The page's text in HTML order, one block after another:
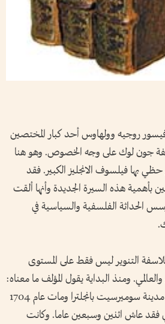
روجيه وولهاوس أحد كبار المختصين
جون لوك على وجه الخصوص. وهو هنا
بها فيلسوف الانجليز الكبير. فقد
بأهمية هذه السيرة الجديدة وأنها ألقت
الحداثة الفلسفية والسياسية في
التنوير ليس فقط على المستوى
والعالمي. ومنذ البداية يقول المؤلف ما معناه:
ولد جون لوك عام 1632 في مدينة سوميرسيت بانجلترا ومات عام 1704
فقد عاش اثنين وسبعين عاما. وكانت